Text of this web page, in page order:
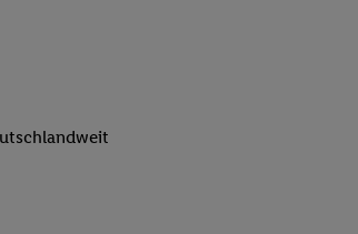
E-Mail-Adresse von uns
um daraus eine
zu erkennen und